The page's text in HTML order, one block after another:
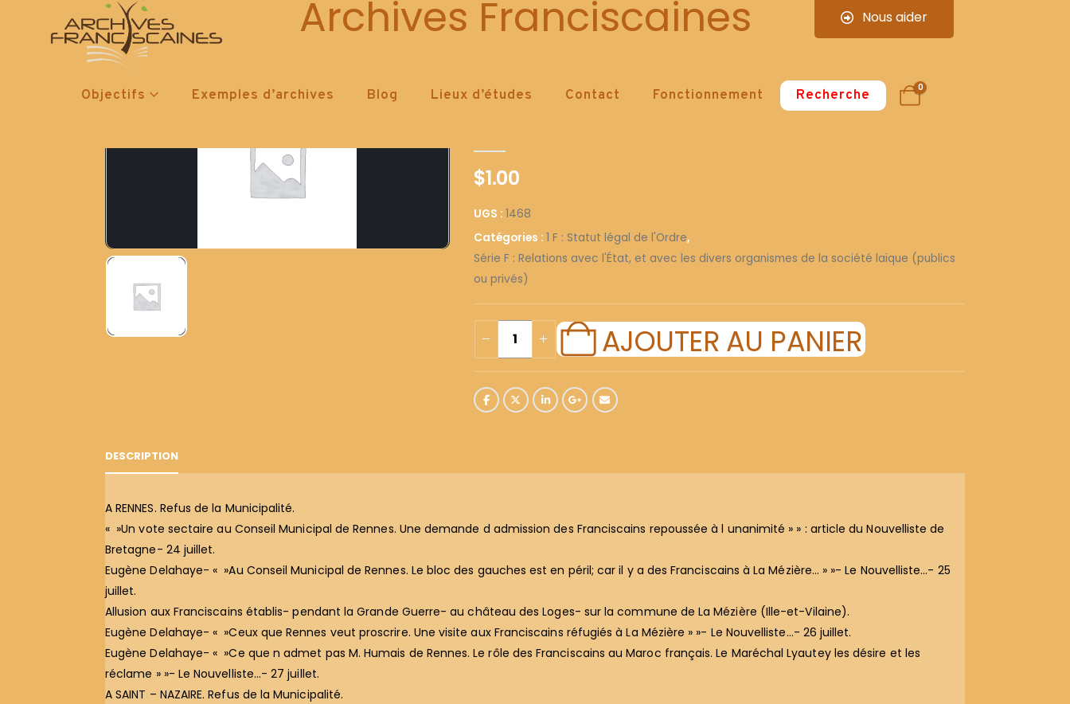
Archives Franciscaines Nous aider
Objectifs Exemples d’archives Blog Lieux d’études Contact Fonctionnement Recherche 0
1468
$1.00
UGS : 1468
Catégories : 1 F : Statut légal de l'Ordre,
Série F : Relations avec l'État, et avec les divers organismes de la société laïque (publics
ou privés)
AJOUTER AU PANIER
DESCRIPTION
A RENNES. Refus de la Municipalité.
« »Un vote sectaire au Conseil Municipal de Rennes. Une demande d admission des Franciscains repoussée à l unanimité » » : article du Nouvelliste de
Bretagne- 24 juillet.
Eugène Delahaye- « »Au Conseil Municipal de Rennes. Le bloc des gauches est en péril; car il y a des Franciscains à La Mézière… » »- Le Nouvelliste…- 25
juillet.
Allusion aux Franciscains établis- pendant la Grande Guerre- au château des Loges- sur la commune de La Mézière (Ille-et-Vilaine).
Eugène Delahaye- « »Ceux que Rennes veut proscrire. Une visite aux Franciscains réfugiés à La Mézière » »- Le Nouvelliste…- 26 juillet.
Eugène Delahaye- « »Ce que n admet pas M. Humais de Rennes. Le rôle des Franciscains au Maroc français. Le Maréchal Lyautey les désire et les
réclame » »- Le Nouvelliste…- 27 juillet.
A SAINT – NAZAIRE. Refus de la Municipalité.